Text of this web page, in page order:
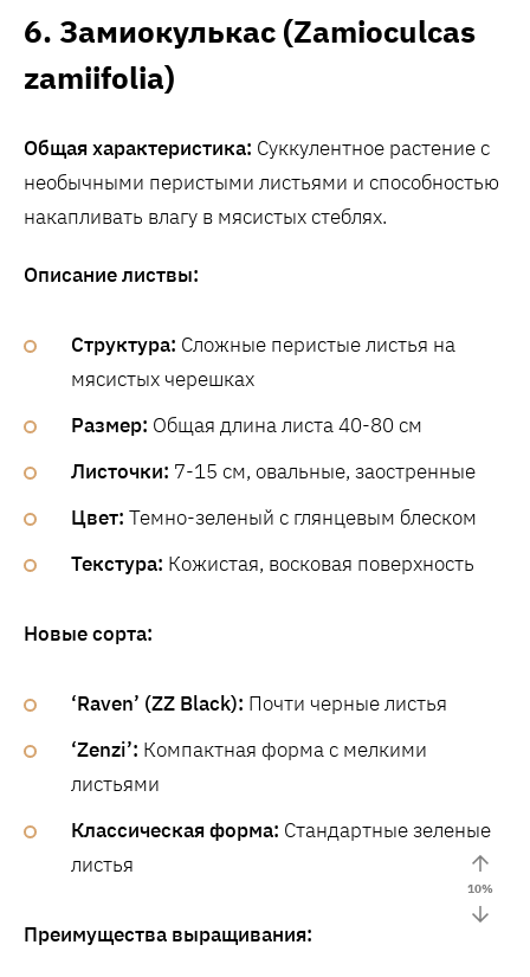
6. Замиокулькас (Zamioculcas
zamiifolia)
Общая характеристика: Суккулентное растение с
необычными перистыми листьями и способностью
накапливать влагу в мясистых стеблях.
Описание листвы:
Структура: Сложные перистые листья на
мясистых черешках
Размер: Общая длина листа 40-80 см
Листочки: 7-15 см, овальные, заостренные
Цвет: Темно-зеленый с глянцевым блеском
Текстура: Кожистая, восковая поверхность
Новые сорта:
‘Raven’ (ZZ Black): Почти черные листья
‘Zenzi’: Компактная форма с мелкими
листьями
Классическая форма: Стандартные зеленые
листья
Преимущества выращивания:
10%